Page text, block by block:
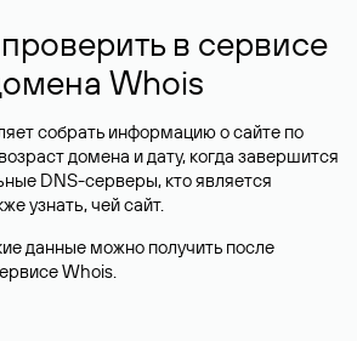
в сервисе
Whois
собрать информацию о сайте по
домена и дату, когда завершится
DNS-серверы, кто является
узнать, чей сайт.
данные можно получить после
Whois.